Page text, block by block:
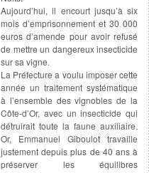
Aujourd’hui, il encourt jusqu’à six
mois d’emprisonnement et 30 000
euros d’amende pour avoir refusé
de mettre un dangereux insecticide
sur sa vigne.
La Préfecture a voulu imposer cette
année un traitement systématique
à l’ensemble des vignobles de la
Côte-d’Or, avec un insecticide qui
détruirait toute la faune auxiliaire.
Or, Emmanuel Giboulot travaille
justement depuis plus de 40 ans à
préserver les équilibres